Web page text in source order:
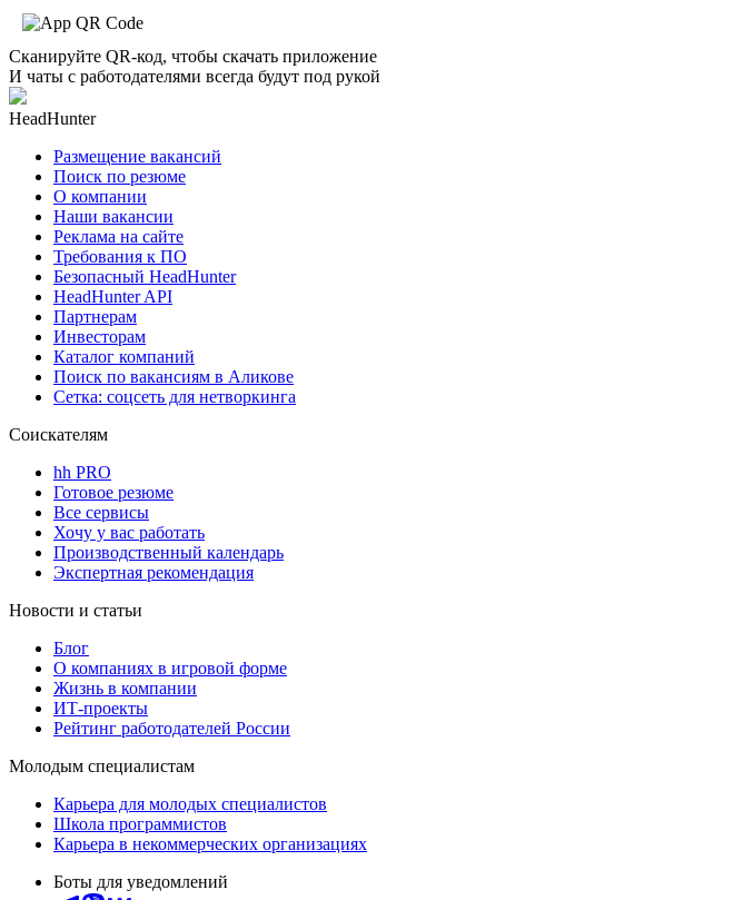
Сканируйте QR-код, чтобы скачать приложение
И чаты с работодателями всегда будут под рукой
HeadHunter
Размещение вакансий
Поиск по резюме
О компании
Наши вакансии
Реклама на сайте
Требования к ПО
Безопасный HeadHunter
HeadHunter API
Партнерам
Инвесторам
Каталог компаний
Поиск по вакансиям в Аликове
Сетка: соцсеть для нетворкинга
Соискателям
hh PRO
Готовое резюме
Все сервисы
Хочу у вас работать
Производственный календарь
Экспертная рекомендация
Новости и статьи
Блог
О компаниях в игровой форме
Жизнь в компании
ИТ-проекты
Рейтинг работодателей России
Молодым специалистам
Карьера для молодых специалистов
Школа программистов
Карьера в некоммерческих организациях
Боты для уведомлений